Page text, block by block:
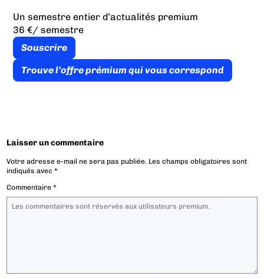
Un semestre entier d’actualités premium
36 €/ semestre
Souscrire
Trouve l’offre prémium qui vous correspond
Laisser un commentaire
Votre adresse e-mail ne sera pas publiée. Les champs obligatoires sont
indiqués avec*
Commentaire*